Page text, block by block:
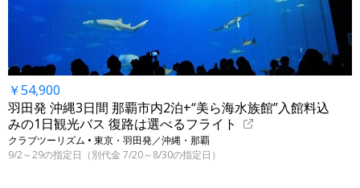
￥54,900
羽田発 沖縄3日間 那覇市内2泊+“美ら海水族館”入館料込
みの1日観光バス 復路は選べるフライト
クラブツーリズム • 東京・羽田発／沖縄・那覇
9/2～29の指定日（別代金 7/20～8/30の指定日）